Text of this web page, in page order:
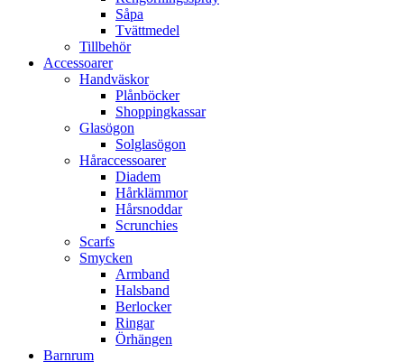
Såpa
Tvättmedel
Tillbehör
Accessoarer
Handväskor
Plånböcker
Shoppingkassar
Glasögon
Solglasögon
Håraccessoarer
Diadem
Hårklämmor
Hårsnoddar
Scrunchies
Scarfs
Smycken
Armband
Halsband
Berlocker
Ringar
Örhängen
Barnrum